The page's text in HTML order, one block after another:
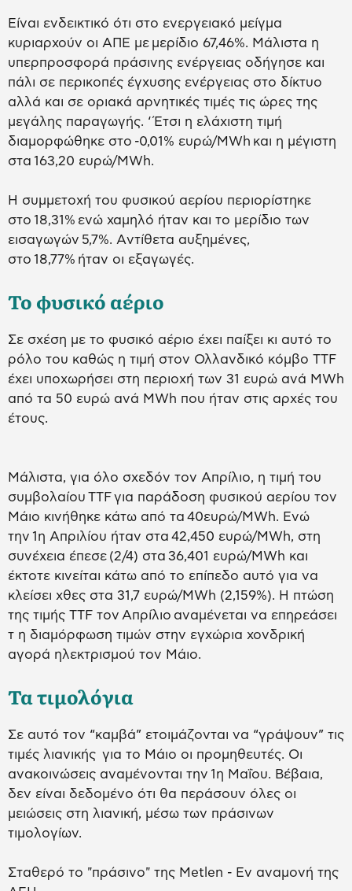
Είναι ενδεικτικό ότι στο ενεργειακό μείγμα
κυριαρχούν οι ΑΠΕ με μερίδιο 67,46%. Μάλιστα η
υπερπροσφορά πράσινης ενέργειας οδήγησε και
πάλι σε περικοπές έγχυσης ενέργειας στο δίκτυο
αλλά και σε οριακά αρνητικές τιμές τις ώρες της
μεγάλης παραγωγής. ‘Έτσι η ελάχιστη τιμή
διαμορφώθηκε στο -0,01% ευρώ/MWh και η μέγιστη
στα 163,20 ευρώ/MWh.
H συμμετοχή του φυσικού αερίου περιορίστηκε
στο 18,31% ενώ χαμηλό ήταν και το μερίδιο των
εισαγωγών 5,7%. Aντίθετα αυξημένες,
στο 18,77% ήταν οι εξαγωγές.
Το φυσικό αέριο
Σε σχέση με το φυσικό αέριο έχει παίξει κι αυτό το
ρόλο του καθώς η τιμή στον Ολλανδικό κόμβο TTF
έχει υποχωρήσει στη περιοχή των 31 ευρώ ανά MWh
από τα 50 ευρώ ανά MWh που ήταν στις αρχές του
έτους.
Μάλιστα, για όλο σχεδόν τον Απρίλιο, η τιμή του
συμβολαίου TTF για παράδοση φυσικού αερίου τον
Μάιο κινήθηκε κάτω από τα 40ευρώ/MWh. Ενώ
την 1η Απριλίου ήταν στα 42,450 ευρώ/MWh, στη
συνέχεια έπεσε (2/4) στα 36,401 ευρώ/MWh και
έκτοτε κινείται κάτω από το επίπεδο αυτό για να
κλείσει χθες στα 31,7 ευρώ/MWh (2,159%). Η πτώση
της τιμής TTF τον Απρίλιο αναμένεται να επηρεάσει
τ η διαμόρφωση τιμών στην εγχώρια χονδρική
αγορά ηλεκτρισμού τον Μάιο.
Τα τιμολόγια
Σε αυτό τον “καμβά” ετοιμάζονται να “γράψουν” τις
τιμές λιανικής για το Μάιο οι προμηθευτές. Οι
ανακοινώσεις αναμένονται την 1η Μαΐου. Βέβαια,
δεν είναι δεδομένο ότι θα περάσουν όλες οι
μειώσεις στη λιανική, μέσω των πράσινων
τιμολογίων.
Σταθερό το "πράσινο" της Metlen - Εν αναμονή της